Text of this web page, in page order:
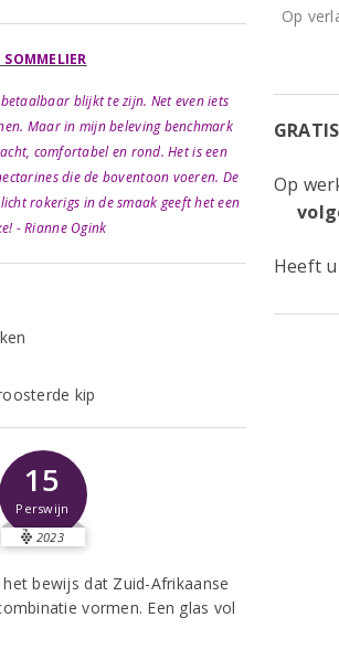
SOMMELIER
blijkt te zijn. Net even iets
Maar in mijn beleving benchmark
comfortabel en rond. Het is een
die de boventoon voeren. De
rokerigs in de smaak geeft het een
- Rianne Ogink
kip
15
Perswijn
2023
bewijs dat Zuid-Afrikaanse
vormen. Een glas vol
Op
GRATIS
Op
Heeft